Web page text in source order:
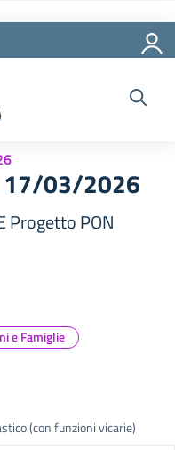
17/03/2026
Progetto PON
e Famiglie
(con funzioni vicarie)